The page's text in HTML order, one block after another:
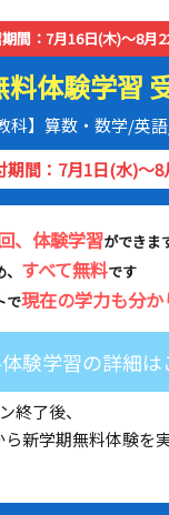
間：7月16日(木)～8月
体験学習
教科】算数・数学/英
期間：7月1日(水)～
、体験学習ができま
すべて無料です
で現在の学力も分か
験学習の詳細は
終了後、
新学期無料体験を